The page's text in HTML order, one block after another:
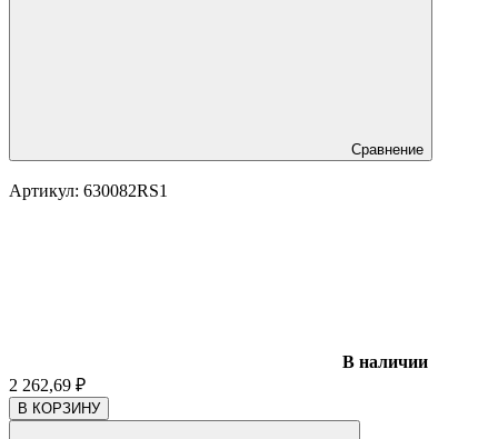
Сравнение
Артикул: 630082RS1
В наличии
2 262,69 ₽
В КОРЗИНУ